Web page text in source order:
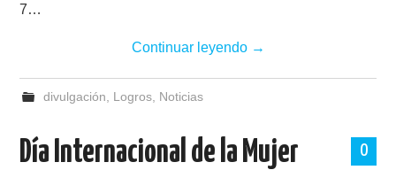
7…
Continuar leyendo →
divulgación Logros, Noticias
0
Día Internacional de la Mujer